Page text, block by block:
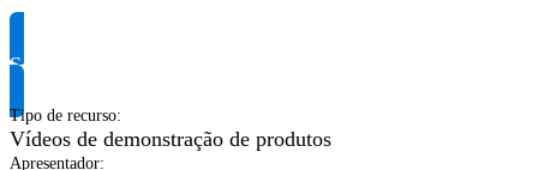
Solicite informação do produto
Tipo de recurso:
Vídeos de demonstração de produtos
Apresentador: